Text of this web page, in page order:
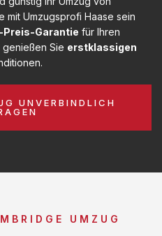
mit Umzugsprofi Haase sein
Preis-Garantie für Ihren
genießen Sie erstklassigen
UNVERBINDLICH
UMZUG